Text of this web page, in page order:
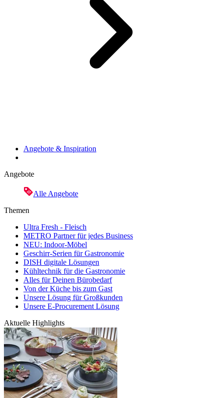
Angebote & Inspiration
Angebote
Alle Angebote
Themen
Ultra Fresh - Fleisch
METRO Partner für jedes Business
NEU: Indoor-Möbel
Geschirr-Serien für Gastronomie
DISH digitale Lösungen
Kühltechnik für die Gastronomie
Alles für Deinen Bürobedarf
Von der Küche bis zum Gast
Unsere Lösung für Großkunden
Unsere E-Procurement Lösung
Aktuelle Highlights